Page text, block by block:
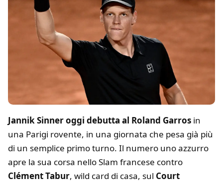
Jannik Sinner oggi debutta al Roland Garros in
una Parigi rovente, in una giornata che pesa già più
di un semplice primo turno. Il numero uno azzurro
apre la sua corsa nello Slam francese contro
Clément Tabur, wild card di casa, sul Court